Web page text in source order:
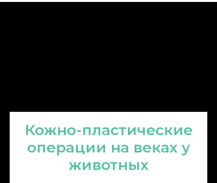
Кожно-пластические
операции на веках у
животных